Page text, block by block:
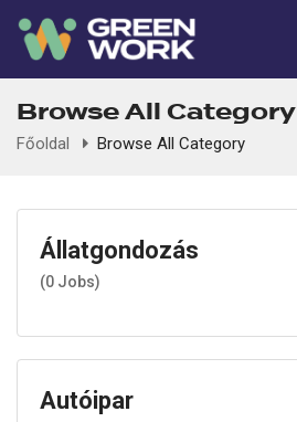
submenu (Munkavállalóknak)
Browse All Category
Főoldal Browse All Category
Állatgondozás
(0 Jobs)
Autóipar